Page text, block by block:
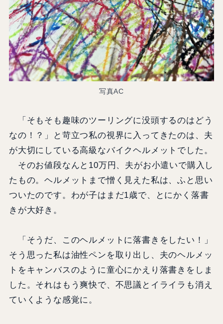
写真AC
「そもそも趣味のツーリングに没頭するのはどう
なの！？」と苛立つ私の視界に入ってきたのは、夫
が大切にしている高級なバイクヘルメットでした。
そのお値段なんと10万円、夫がお小遣いで購入し
たもの。ヘルメットまで憎く見えた私は、ふと思い
ついたのです。わが子はまだ1歳で、とにかく落書
きが大好き。
「そうだ、このヘルメットに落書きをしたい！」
そう思った私は油性ペンを取り出し、夫のヘルメッ
トをキャンバスのように童心にかえり落書きをしま
した。それはもう爽快で、不思議とイライラも消え
ていくような感覚に。